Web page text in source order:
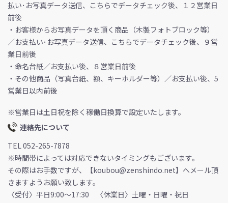
払い･お写真データ送信、こちらでデータチェック後、１２営業日
前後
・お客様からお写真データを頂く商品（木製フォトブロック等）
／お支払い･お写真データ送信、こちらでデータチェック後、９営
業日前後
・命名台紙／お支払い後、８営業日前後
・その他商品（写真台紙、額、キーホルダー等）／お支払い後、5
営業日以内前後
※営業日は土日祝を除く稼働日換算で設定いたします。
連絡先について
TEL 052-265-7878
※時間帯によっては対応できないタイミングもございます。
その際はお手数ですが、【koubou@zenshindo.net】へメール頂
きますようお願い致します。
〈受付〉平日9:00～17:30 〈休業日〉土曜・日曜・祝日